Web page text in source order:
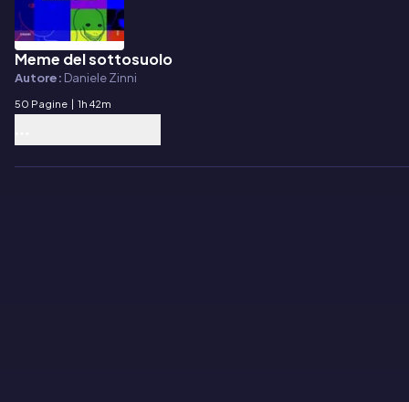
E-book
Meme del sottosuolo
Autore: Daniele Zinni
50 Pagine | 1h 42m